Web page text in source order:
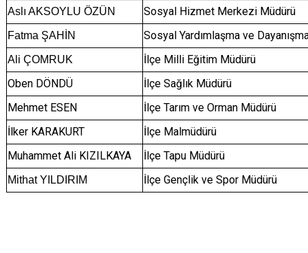
Aslı AKSOYLU ÖZÜN Sosyal Hizmet Merkezi Müdürü
Fatma ŞAHİN Sosyal Yardımlaşma ve
Ali ÇOMRUK
İlçe Milli Eğitim Müdürü
Oben DÖNDÜ
İlçe Sağlık Müdürü
Mehmet ESEN
İlçe Tarım ve Orman Müdürü
İlker KARAKURT
İlçe Malmüdürü
Muhammet Ali KIZILKAYA
İlçe Tapu Müdürü
Mithat YILDIRIM İlçe Gençlik ve Spor Müdürü